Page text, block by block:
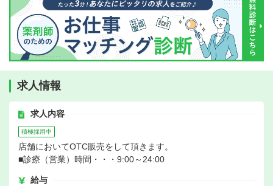
求人情報
求人内容
積極採用中
店舗においてOTC販売をして頂きます。
■診療（営業）時間・・・9:00～24:00
給与